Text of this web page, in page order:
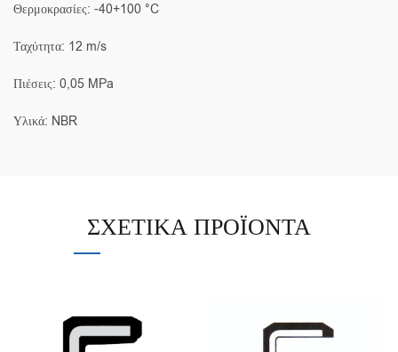
Θερμοκρασίες: -40+100 °C
Ταχύτητα: 12 m/s
Πιέσεις: 0,05 MPa
Υλικά: NBR
ΣΧΕΤΙΚΆ ΠΡΟΪΌΝΤΑ